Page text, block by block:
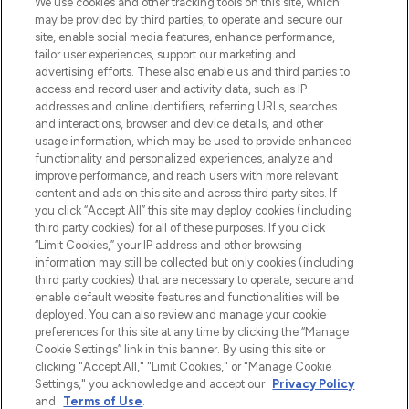
beautybestemming van Europa, met de
beste huidverzorging, haarproducten en
make-up van meer dan 200 topmerken.
Shop online of via de app, met gratis
verzending vanaf €40.
Cookie-toestemming
Do Not Sell or Share My Personal
Information
HELP & INFORMATIE
BEDRIJFSINFORMATIE
OVER LOOKFANTASTIC
may be provided by third parties, to operate and secure our
site, enable social media features, enhance performance,
tailor user experiences, support our marketing and
advertising efforts. These also enable us and third parties to
access and record user and activity data, such as IP
addresses and online identifiers, referring URLs, searches
and interactions, browser and device details, and other
usage information, which may be used to provide enhanced
functionality and personalized experiences, analyze and
improve performance, and reach users with more relevant
content and ads on this site and across third party sites. If
you click “Accept All” this site may deploy cookies (including
third party cookies) for all of these purposes. If you click
“Limit Cookies,” your IP address and other browsing
information may still be collected but only cookies (including
third party cookies) that are necessary to operate, secure and
enable default website features and functionalities will be
deployed. You can also review and manage your cookie
preferences for this site at any time by clicking the “Manage
Cookie Settings” link in this banner. By using this site or
clicking "Accept All," "Limit Cookies," or "Manage Cookie
Settings," you acknowledge and accept our Privacy Policy
and
Terms of Use.